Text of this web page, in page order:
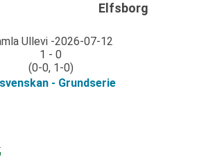
Ullevi 2026-07-12
1 - 0
(0-0, 1-0)
- Grundserie
Elfsborg